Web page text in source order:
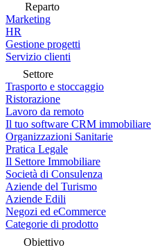
Reparto
Marketing
HR
Gestione progetti
Servizio clienti
Settore
Trasporto e stoccaggio
Ristorazione
Lavoro da remoto
Il tuo software CRM immobiliare
Organizzazioni Sanitarie
Pratica Legale
Il Settore Immobiliare
Società di Consulenza
Aziende del Turismo
Aziende Edili
Negozi ed eCommerce
Categorie di prodotto
Obiettivo